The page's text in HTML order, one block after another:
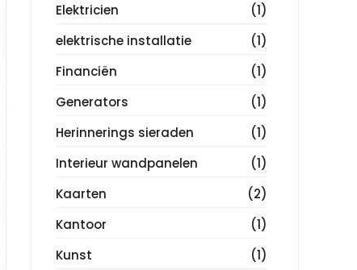
Elektricien
(1)
elektrische installatie
(1)
Financiën
(1)
Generators
(1)
Herinnerings sieraden
(1)
Interieur wandpanelen
(1)
Kaarten
(2)
Kantoor
(1)
Kunst
(1)